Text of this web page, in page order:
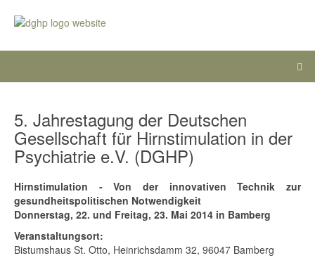
5. Jahrestagung der Deutschen
Gesellschaft für Hirnstimulation in der
Psychiatrie e.V. (DGHP)
Hirnstimulation - Von der innovativen Technik zur
gesundheitspolitischen Notwendigkeit
Donnerstag, 22. und Freitag, 23. Mai 2014 in Bamberg
Veranstaltungsort:
Bistumshaus St. Otto, Heinrichsdamm 32, 96047 Bamberg